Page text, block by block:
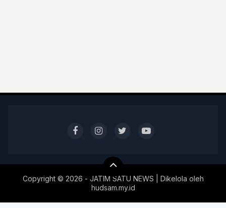
Copyright © 2026 - JATIM SATU NEWS | Dikelola oleh
hudsam.my.id